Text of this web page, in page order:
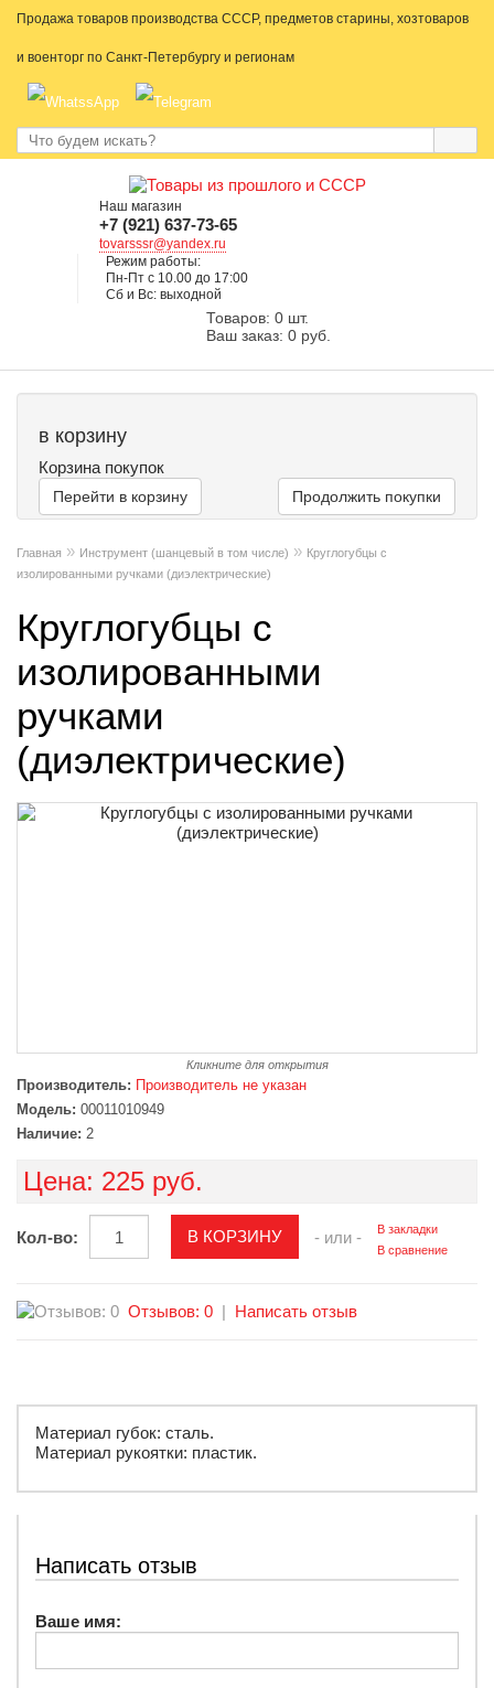
Продажа товаров производства СССР, предметов старины, хозтоваров
и военторг по Санкт-Петербургу и регионам
Наш магазин
+7 (921) 637-73-65
tovarsssr@yandex.ru
Режим работы:
Пн-Пт с 10.00 до 17:00
Сб и Вс: выходной
Товаров: 0 шт.
Ваш заказ: 0 руб.
в корзину
Корзина покупок
Перейти в корзину Продолжить покупки
Главная » Инструмент (шанцевый в том числе) » Круглогубцы с
изолированными ручками (диэлектрические)
Круглогубцы с
изолированными
ручками
(диэлектрические)
Кликните для открытия
Производитель: Производитель не указан
Модель: 00011010949
Наличие: 2
Цена: 225 руб.
Кол-во: - или -
В закладки
В сравнение
Отзывов: 0 | Написать отзыв
Материал губок: сталь.
Материал рукоятки: пластик.
Написать отзыв
Ваше имя: